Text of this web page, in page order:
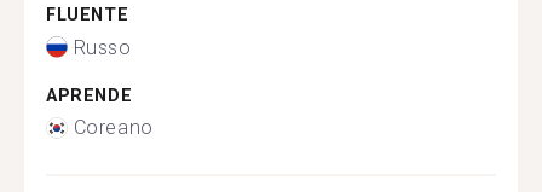
FLUENTE
Russo
APRENDE
Coreano